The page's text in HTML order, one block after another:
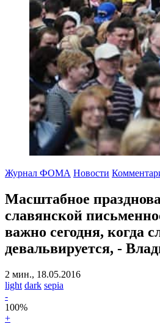
Журнал ФОМА Новости
Масштабное
славянской
важно сегодня, когда
девальвируется, -
2 мин., 18.05.2016
light dark sepia
-
100%
+